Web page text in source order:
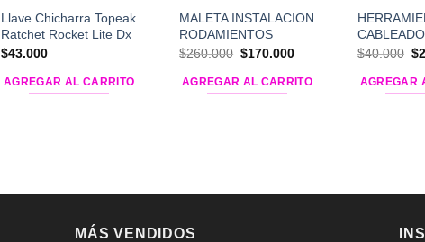
Llave Chicharra Topeak
Ratchet Rocket Lite Dx
$43.000
AGREGAR AL CARRITO
MALETA INSTALACION
RODAMIENTOS
$260.000 El
original
era:
$170.000El
actual
es:
AGREGAR AL CARRITO
$40.000 El
$
AGREGAR
MÁS VENDIDOS